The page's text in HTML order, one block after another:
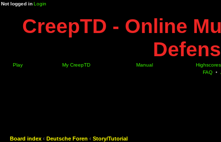
Not logged inLogin
CreepTD - Online
Play My CreepTD Manual
Highscores
FAQ •
Board index ‹ Deutsche Foren ‹ Story/Tutorial